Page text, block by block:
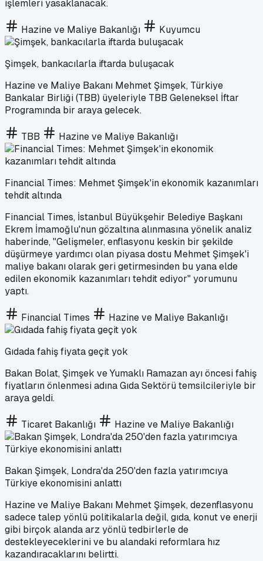
işlemleri yasaklanacak.
Hazine ve Maliye Bakanlığı Kuyumcu
Şimşek, bankacılarla iftarda buluşacak
Hazine ve Maliye Bakanı Mehmet Şimşek, Türkiye
Bankalar Birliği (TBB) üyeleriyle TBB Geleneksel İftar
Programında bir araya gelecek.
TBB Hazine ve Maliye Bakanlığı
Financial Times: Mehmet Şimşek'in ekonomik kazanımları
tehdit altında
Financial Times, İstanbul Büyükşehir Belediye Başkanı
Ekrem İmamoğlu'nun gözaltına alınmasına yönelik analiz
haberinde, "Gelişmeler, enflasyonu keskin bir şekilde
düşürmeye yardımcı olan piyasa dostu Mehmet Şimşek'i
maliye bakanı olarak geri getirmesinden bu yana elde
edilen ekonomik kazanımları tehdit ediyor" yorumunu
yaptı.
Financial Times Hazine ve Maliye Bakanlığı
Gıdada fahiş fiyata geçit yok
Bakan Bolat, Şimşek ve Yumaklı Ramazan ayı öncesi fahiş
fiyatların önlenmesi adına Gıda Sektörü temsilcileriyle bir
araya geldi.
Ticaret Bakanlığı Hazine ve Maliye Bakanlığı
Bakan Şimşek, Londra'da 250'den fazla yatırımcıya
Türkiye ekonomisini anlattı
Hazine ve Maliye Bakanı Mehmet Şimşek, dezenflasyonu
sadece talep yönlü politikalarla değil, gıda, konut ve enerji
gibi birçok alanda arz yönlü tedbirlerle de
destekleyeceklerini ve bu alandaki reformlara hız
kazandıracaklarını belirtti.